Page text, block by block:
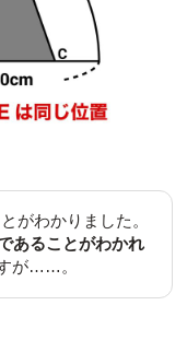
がわかりました。
あることがわかれ
が……。